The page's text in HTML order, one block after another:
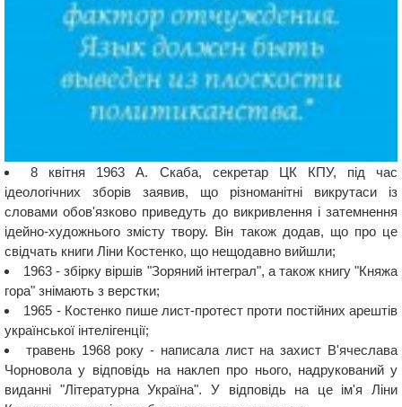
8 квітня 1963 А. Скаба, секретар ЦК КПУ, під час
ідеологічних зборів заявив, що різноманітні викрутаси із
словами обов'язково приведуть до викривлення і затемнення
ідейно-художнього змісту твору. Він також додав, що про це
свідчать книги Ліни Костенко, що нещодавно вийшли;
1963 - збірку віршів "Зоряний інтеграл", а також книгу "Княжа
гора" знімають з верстки;
1965 - Костенко пише лист-протест проти постійних арештів
української інтелігенції;
травень 1968 року - написала лист на захист В'ячеслава
Чорновола у відповідь на наклеп про нього, надрукований у
виданні "Літературна Україна". У відповідь на це ім'я Ліни